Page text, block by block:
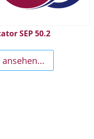
SEP 50.2
ansehen...